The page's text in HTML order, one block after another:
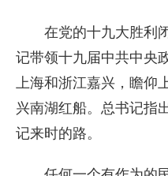
在党的十九大胜利
记带领十九届中共中央
上海和浙江嘉兴，瞻仰
兴南湖红船。总书记指
记来时的路。